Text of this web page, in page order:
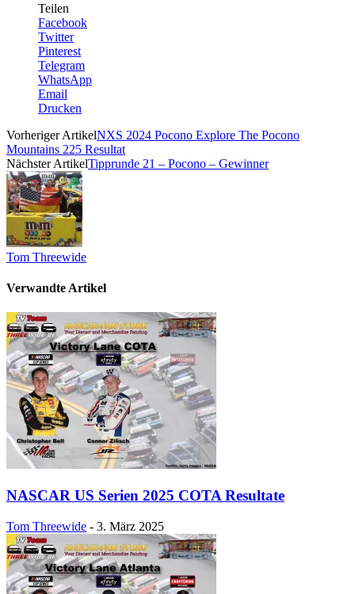
Teilen
Facebook
Twitter
Pinterest
Telegram
WhatsApp
Email
Drucken
Vorheriger ArtikelNXS 2024 Pocono Explore The Pocono
Mountains 225 Resultat
Nächster ArtikelTipprunde 21 – Pocono – Gewinner
Tom Threewide
Verwandte Artikel
NASCAR US Serien 2025 COTA Resultate
Tom Threewide - 3. März 2025